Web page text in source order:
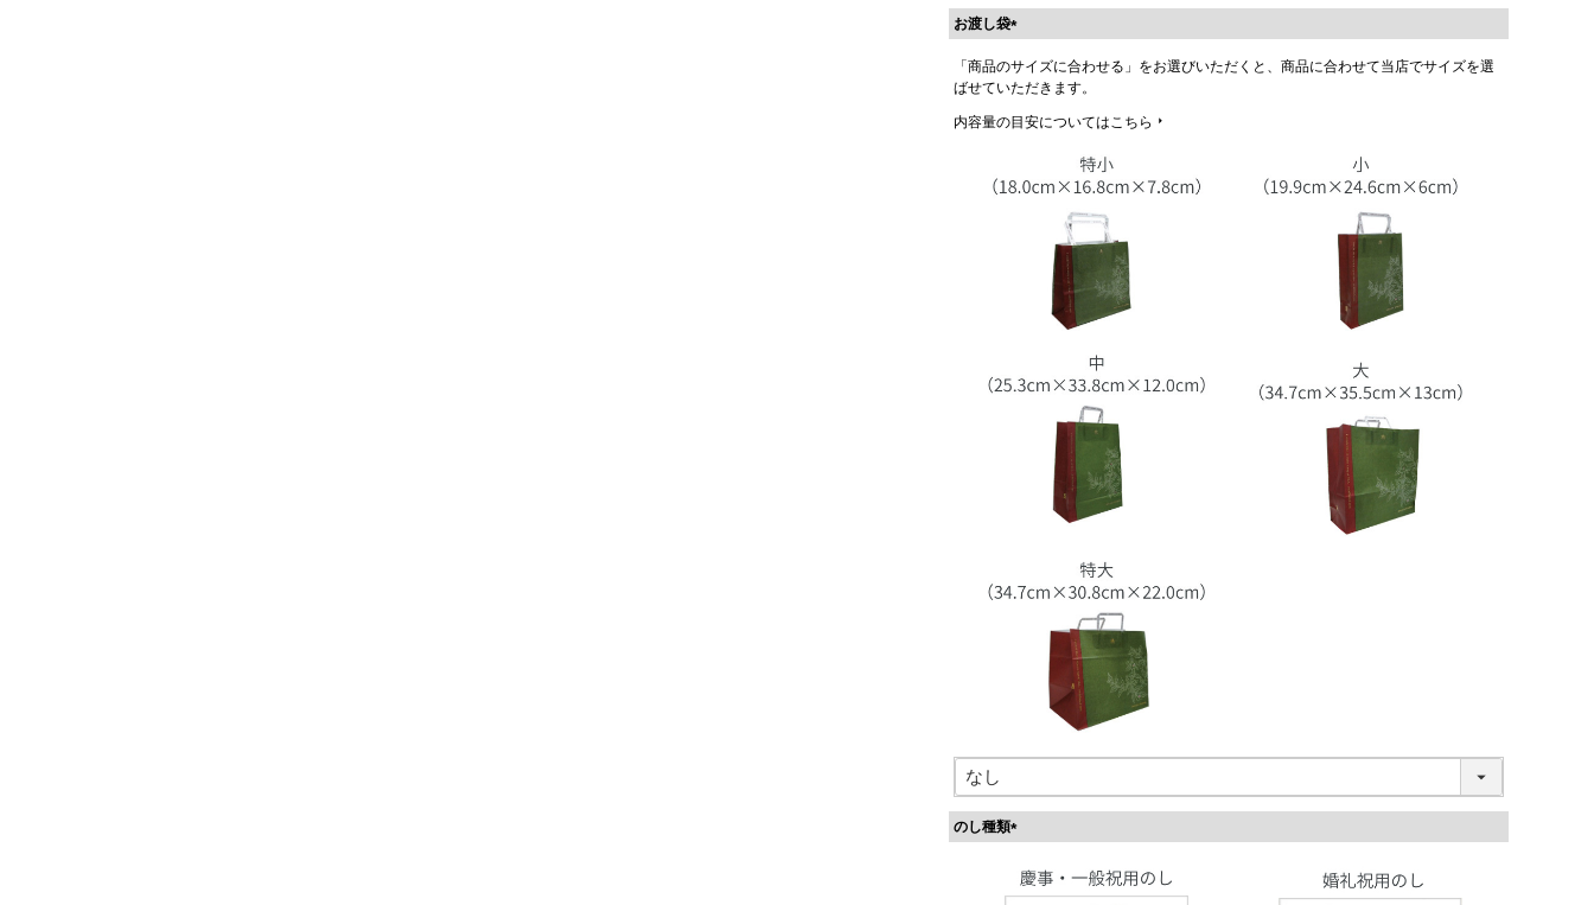
お渡し袋
必
須
)
「商品のサイズに合わせる」をお選びいただくと、商品に合わせて当店でサイズを選
ばせていただきます。
内容量の目安についてはこちら
のし種類
必
須